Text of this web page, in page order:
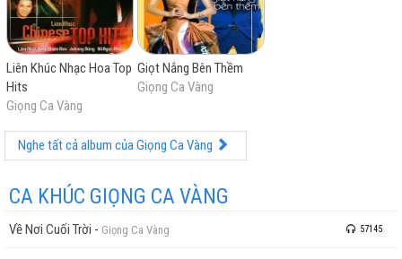
Liên Khúc Nhạc Hoa Top
Hits
Giọng Ca Vàng
Giọt Nắng Bên Thềm
Giọng Ca Vàng
Nghe tất cả album của Giọng Ca Vàng
CA KHÚC GIỌNG CA VÀNG
Về Nơi Cuối Trời - Giọng Ca Vàng 57145